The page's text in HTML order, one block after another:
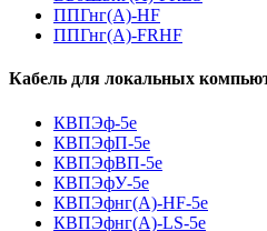
ППГнг(А)-HF
ППГнг(А)-FRHF
Кабель для локальных
КВПЭф-5е
КВПЭфП-5е
КВПЭфВП-5е
КВПЭфУ-5е
КВПЭфнг(А)-HF-5е
КВПЭфнг(А)-LS-5е